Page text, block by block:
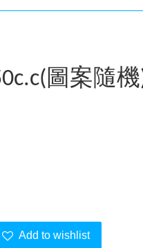
圖案隨
Add to wishlist